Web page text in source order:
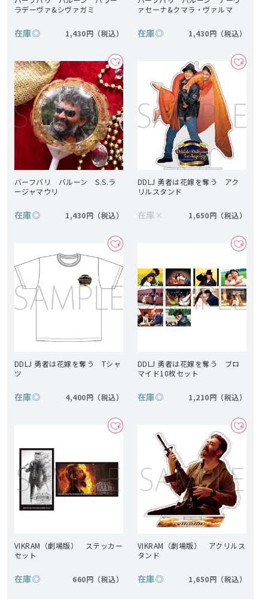
ラデーヴァ&シヴァガミ
在庫◎ 1,430円
ァセーナ&クマラ・ヴァルマ
在庫◎ 1,430円
バーフバリ バルーン S.S.ラ
ージャマウリ
在庫◎ 1,430円
DDLJ 勇者は花嫁を奪う アク
リルスタンド
在庫 × 1,650円
DDLJ 勇者は花嫁を奪う Tシャ
ツ
在庫◎ 4,400円
DDLJ 勇者は花嫁を奪う ブロ
マイド10枚セット
在庫◎ 1,210円
VIKRAM（劇場版） ステッカー
セット
在庫◎ 660円
VIKRAM（劇場版） アクリルス
タンド
在庫◎ 1,650円